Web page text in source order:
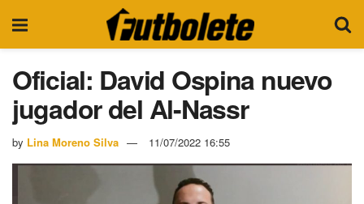
Oficial: David Ospina nuevo
jugador del Al-Nassr
by Lina Moreno Silva 11/07/2022 16:55